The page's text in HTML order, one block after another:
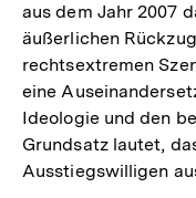
aus dem Jahr 2007
äußerlichen
rechtsextremen
eine
Ideologie und den
Grundsatz lautet,
Ausstiegswilligen